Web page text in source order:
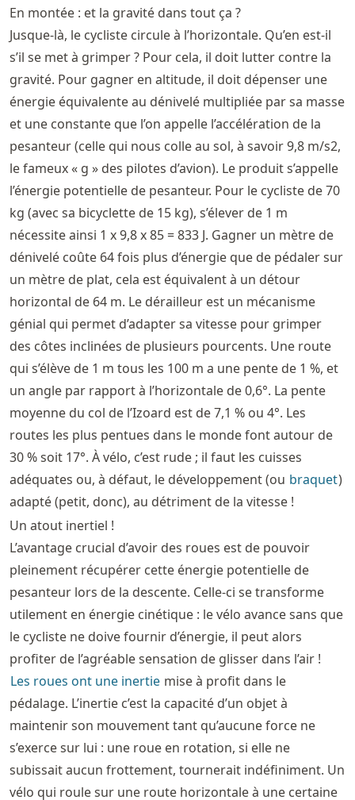
En montée : et la gravité dans tout ça ?
Jusque-là, le cycliste circule à l’horizontale. Qu’en est-il
s’il se met à grimper ? Pour cela, il doit lutter contre la
gravité. Pour gagner en altitude, il doit dépenser une
énergie équivalente au dénivelé multipliée par sa masse
et une constante que l’on appelle l’accélération de la
pesanteur (celle qui nous colle au sol, à savoir 9,8 m/s2,
le fameux « g » des pilotes d’avion). Le produit s’appelle
l’énergie potentielle de pesanteur. Pour le cycliste de 70
kg (avec sa bicyclette de 15 kg), s’élever de 1 m
nécessite ainsi 1 x 9,8 x 85 = 833 J. Gagner un mètre de
dénivelé coûte 64 fois plus d’énergie que de pédaler sur
un mètre de plat, cela est équivalent à un détour
horizontal de 64 m. Le dérailleur est un mécanisme
génial qui permet d’adapter sa vitesse pour grimper
des côtes inclinées de plusieurs pourcents. Une route
qui s’élève de 1 m tous les 100 m a une pente de 1 %, et
un angle par rapport à l’horizontale de 0,6°. La pente
moyenne du col de l’Izoard est de 7,1 % ou 4°. Les
routes les plus pentues dans le monde font autour de
30 % soit 17°. À vélo, c’est rude ; il faut les cuisses
adéquates ou, à défaut, le développement (ou braquet)
adapté (petit, donc), au détriment de la vitesse !
Un atout inertiel !
L’avantage crucial d’avoir des roues est de pouvoir
pleinement récupérer cette énergie potentielle de
pesanteur lors de la descente. Celle-ci se transforme
utilement en énergie cinétique : le vélo avance sans que
le cycliste ne doive fournir d’énergie, il peut alors
profiter de l’agréable sensation de glisser dans l’air !
Les roues ont une inertie mise à profit dans le
pédalage. L’inertie c’est la capacité d’un objet à
maintenir son mouvement tant qu’aucune force ne
s’exerce sur lui : une roue en rotation, si elle ne
subissait aucun frottement, tournerait indéfiniment. Un
vélo qui roule sur une route horizontale à une certaine